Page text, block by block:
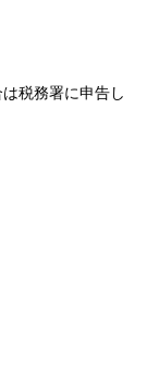
税務署に申告し